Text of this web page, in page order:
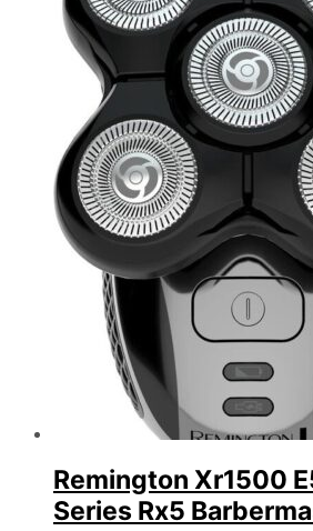
Remington Xr1500
Series Rx5